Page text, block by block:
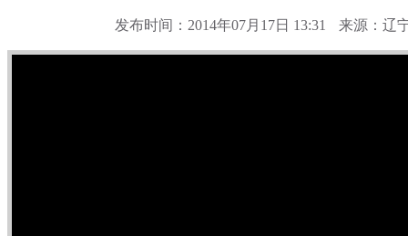
发布时间：2014年07月17日 13:31 来源：辽